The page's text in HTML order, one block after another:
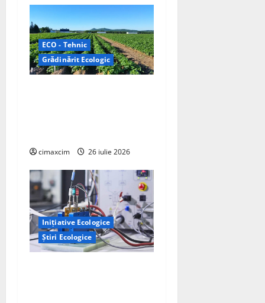
ECO - Tehnic
Grădinărit Ecologic
cimaxcim 26 iulie 2026
Inițiative Ecologice
Știri Ecologice